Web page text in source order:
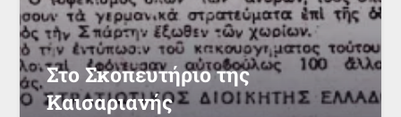
Στο Σκοπευτήριο της
Καισαριανής